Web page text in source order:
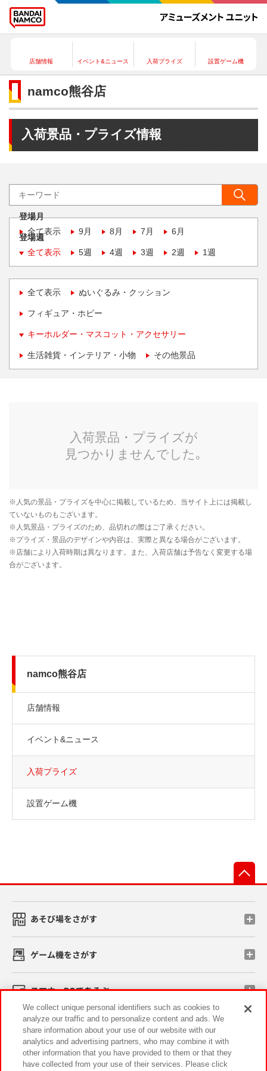
店舗情報 イベント&ニュース 入荷プライズ 設置ゲーム機
namco熊谷店
入荷景品・プライズ情報
登場月
全て表示
9月 8月 7月 6月
登場週
全て表示
5週 4週 3週 2週 1週
全て表示 ぬいぐるみ・クッション
フィギュア・ホビー
キーホルダー・マスコット・アクセサリー
生活雑貨・インテリア・小物 その他景品
namco熊谷店
店舗情報
イベント&ニュース
入荷プライズ
設置ゲーム機
あそび場をさがす
ゲーム機をさがす
スマホ・PCであそぶ
イベント・キャンペーン
We collect unique personal identifiers such as cookies to
analyze our traffic and to personalize content and ads. We
share information about your use of our website with our
analytics and advertising partners, who may combine it with
other information that you have provided to them or that they
have collected from your use of their services. Please click